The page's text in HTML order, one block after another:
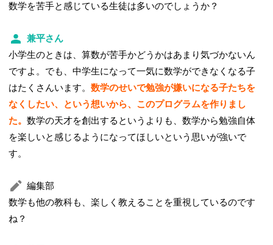
数学を苦手と感じている生徒は多いのでしょうか？
兼平さん
小学生のときは、算数が苦手かどうかはあまり気づかないん
ですよ。でも、中学生になって一気に数学ができなくなる子
はたくさんいます。数学のせいで勉強が嫌いになる子たちを
なくしたい、という想いから、このプログラムを作りまし
た。数学の天才を創出するというよりも、数学から勉強自体
を楽しいと感じるようになってほしいという思いが強いで
す。
編集部
数学も他の教科も、楽しく教えることを重視しているのです
ね？